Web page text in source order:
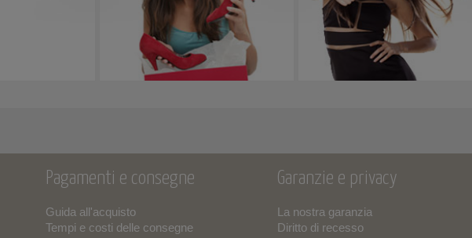
Pagamenti e consegne
Guida all'acquisto
Tempi e costi delle consegne
Garanzie e privacy
La nostra garanzia
Diritto di recesso